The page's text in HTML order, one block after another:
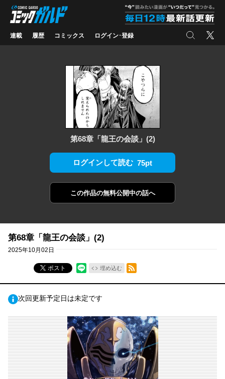
コミックガルド
連載 履歴 コミックス ログイン･登録 検索 X
第68章「龍王の会談」(2)
ログインして読む 75pt
この作品の無料公開中の話へ
第68章「龍王の会談」(2)
2025年10月02日
ポスト 埋め込む
RSSフィード
次回更新予定日は未定です